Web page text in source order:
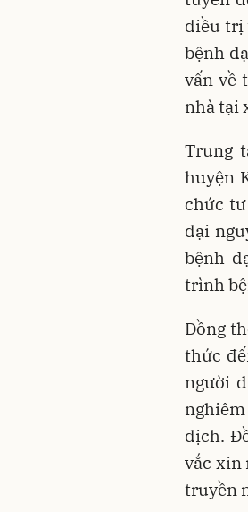
điều trị
bệnh
vấn về
nhà tại
Trung
huyện
chức
dại
bệnh
trình
Đồng
thức
người
dịch.
vắc xin
truyền